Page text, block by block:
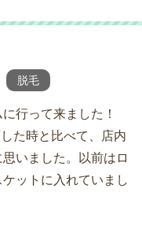
脱毛
行って来ました！
た時と比べて、店内
いました。以前はロ
ットに入れていまし